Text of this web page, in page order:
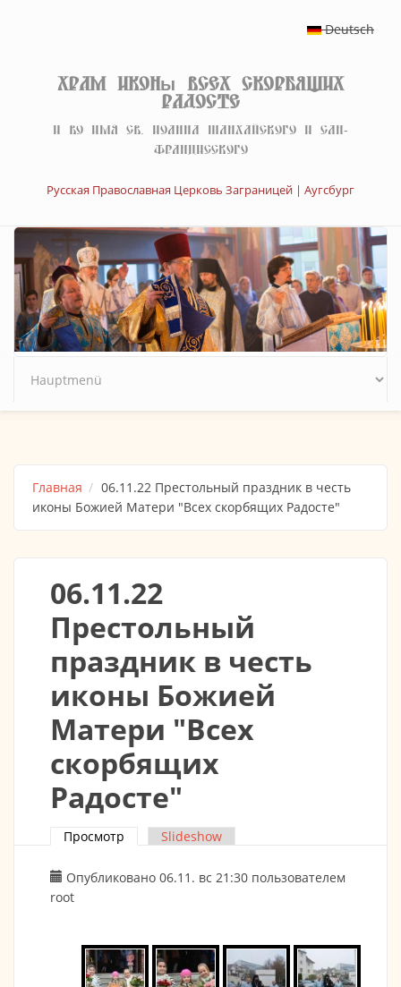
Deutsch
Храм иконы Всех скорбящих
Радосте
И во имя св. Иоанна Шанхайского и Сан-
Францисского
Русская Православная Церковь Заграницей | Аугсбург
Главная
06.11.22 Престольный праздник в честь
иконы Божией Матери "Всех скорбящих Радосте"
06.11.22
Престольный
праздник в честь
иконы Божией
Матери "Всех
скорбящих
Радосте"
Главные вкладки
Просмотр (активная вкладка)
Slideshow
Опубликовано 06.11. вс 21:30 пользователем
root